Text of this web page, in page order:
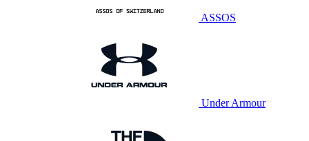
ASSOS
Under Armour